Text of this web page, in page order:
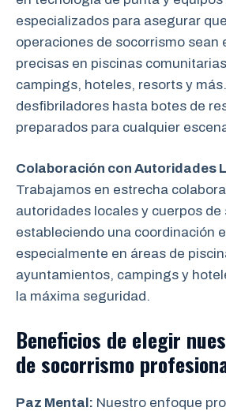
especializados para asegurar
operaciones de socorrismo sean
precisas en piscinas
campings, hoteles, resorts y
desfibriladores hasta botes de
preparados para cualquier
Colaboración con Autoridades
Trabajamos en estrecha
autoridades locales y cuerpos de
estableciendo una coordinación
especialmente en áreas de
ayuntamientos, campings y
la máxima seguridad.
Beneficios de elegir
de socorrismo
Paz Mental: Nuestro enfoque